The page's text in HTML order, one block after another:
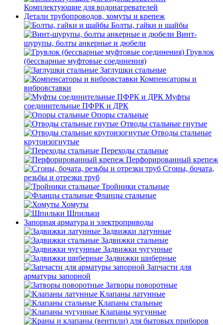
Комплектующие для водонагревателей
Детали трубопроводов, хомуты и крепеж
Болты, гайки и шайбы
Винт-
шурупы, болты анкерные и дюбели
Грувлок
(бессварные муфтовые соединения)
Заглушки стальные
Компенсаторы и
вибровставки
Муфты
соединительные ПФРК и ДРК
Опоры стальные
Отводы стальные гнутые
Отводы стальные
крутоизогнутые
Переходы стальные
Перфорированный крепеж
Сгоны, бочата,
резьбы и отрезки труб
Тройники стальные
Фланцы стальные
Хомуты
Шпильки
Запорная арматура и электроприводы
Задвижки латунные
Задвижки стальные
Задвижки чугунные
Задвижки шиберные
Запчасти для
арматуры запорной
Затворы поворотные
Клапаны латунные
Клапаны стальные
Клапаны чугунные